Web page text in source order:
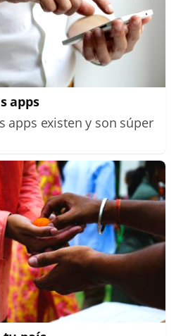
apps
apps existen y son súper